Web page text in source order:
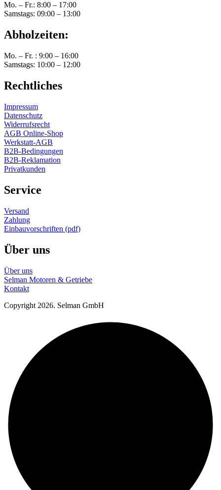
Mo. – Fr.: 8:00 – 17:00
Samstags: 09:00 – 13:00
Abholzeiten:
Mo. – Fr. : 9:00 – 16:00
Samstags: 10:00 – 12:00
Rechtliches
Impressum
Datenschutz
Widerrufsrecht
AGB Online-Shop
Werkstatt-AGB
B2B-Bedingungen
B2B-Reklamation
Privatkunden
Service
Versand
Zahlung
Einbauvorschriften (pdf)
Über uns
Über uns
Selman Motoren & Getriebe
Kontakt
Copyright 2026. Selman GmbH